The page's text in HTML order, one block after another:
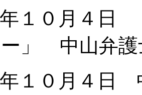
年１０月４日
」 中山弁護
年１０月４日